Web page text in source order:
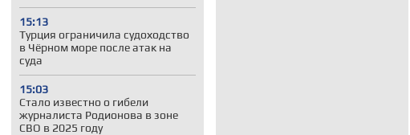
15:13
Турция ограничила судоходство
в Чёрном море после атак на
суда
15:03
Стало известно о гибели
журналиста Родионова в зоне
СВО в 2025 году